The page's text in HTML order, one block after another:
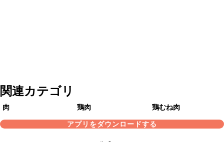
関連カテゴリ
肉 鶏肉
鶏むね肉
アプリをダウンロードする